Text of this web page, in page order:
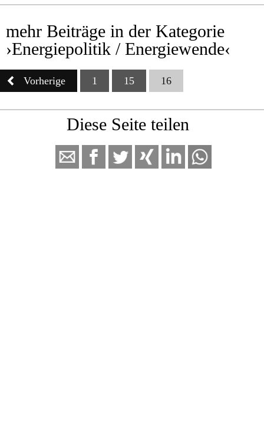
mehr Beiträge in der Kategorie
›Energiepolitik / Energiewende‹
Vorherige 1 15 16
Diese Seite teilen